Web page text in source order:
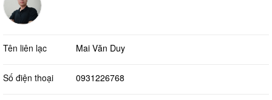
Tên liên lạc Mai Văn Duy
Số điện thoại 0931226768